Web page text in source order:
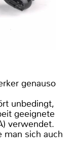
genauso
unbedingt,
geeignete
verwendet.
man sich auch